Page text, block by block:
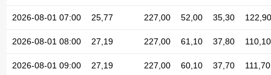
2026-08-01 07:00 25,77 227,00 52,00 35,30 122,90
2026-08-01 08:00 27,19 227,00 61,10 37,80 110,10
2026-08-01 09:00 27,19 227,00 60,10 37,70 111,70